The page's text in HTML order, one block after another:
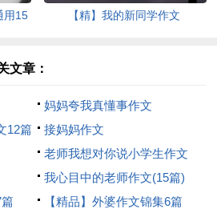
用15
【精】我的新同学作文
文章：
妈妈夸我真懂事作文
12篇
接妈妈作文
老师我想对你说小学生作文
我心目中的老师作文(15篇)
【精品】外婆作文锦集6篇